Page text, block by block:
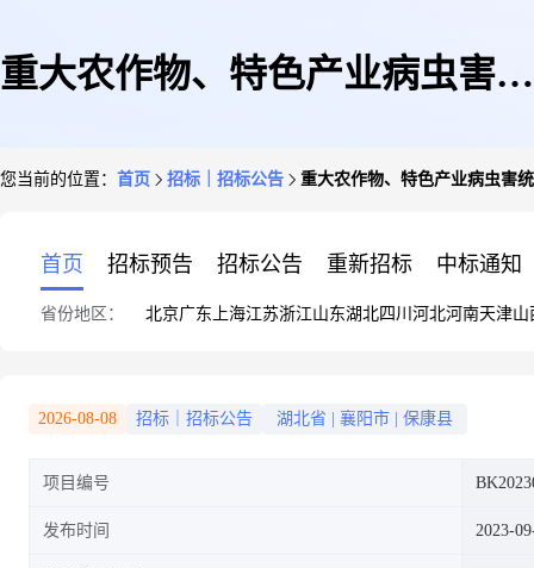
重大农作物、特色产业病虫害统
您当前的位置： 首页 招标｜招标公告 重大农作物、特色产业病虫害
首页 招标预告 招标公告 重新招标 中标通知
省份地区： 北京广东 上海江苏浙江山东湖北四川 河北河南天津山
2026-08-08 招标｜招标公告 湖北省 襄阳市 保康县
项目编号
发布时间 2023-